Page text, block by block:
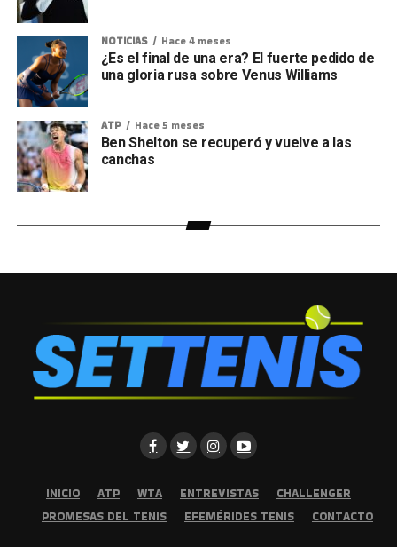
NOTICIAS Hace 4 meses
¿Es el final de una era? El fuerte pedido de
una gloria rusa sobre Venus Williams
ATP Hace 5 meses
Ben Shelton se recuperó y vuelve a las
canchas
INICIO ATP WTA ENTREVISTAS
CHALLENGER
PROMESAS DEL TENIS
EFEMÉRIDES TENIS CONTACTO